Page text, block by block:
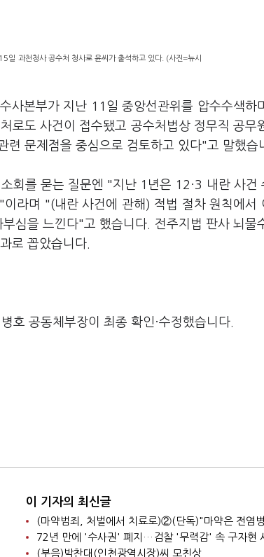
과천청사 공수처 청사로 윤씨가 출석하고 있다. (사진=뉴시
사본부가 지난 11일 중앙선관위를 압수수색하
로도 사건이 접수됐고 공수처법상 정무직 공무
련 문제점을 중심으로 검토하고 있다"고 말했습
회를 묻는 질문엔 "지난 1년은 12·3 내란 사건
라며 "(내란 사건에 관해) 적법 절차 원칙에서
심을 느낀다"고 했습니다. 전주지법 판사 뇌물
로 꼽았습니다.
호 공동체부장이 최종 확인·수정했습니다.
이 기자의 최신글
72년 만에 '수사권' 폐지…검찰 '무력감' 속 구자현
(부음)박찬대(인천광역시장)씨 모친상